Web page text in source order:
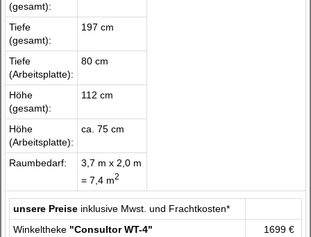
(gesamt):
Tiefe
(gesamt):
197 cm
Tiefe
(Arbeitsplatte):
80 cm
Höhe
(gesamt):
112 cm
Höhe
(Arbeitsplatte):
ca. 75 cm
Raumbedarf:
3,7 m x 2,0 m
= 7,4 m2
unsere Preise inklusive Mwst. und Frachtkosten*
Winkeltheke "Consultor WT-4"
1699 €